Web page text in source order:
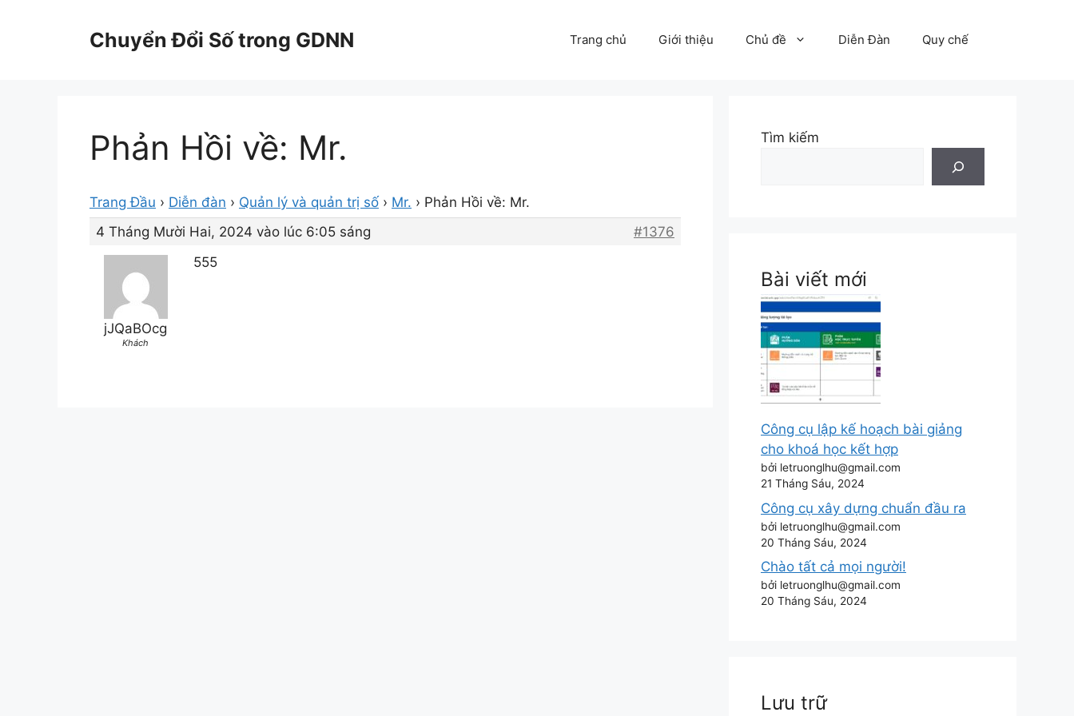
Chuyển Đổi Số trong GDNN Trang chủ Giới thiệu Chủ đề Diễn Đàn Quy chế
Phản Hồi về: Mr.
Trang Đầu › Diễn đàn › Quản lý và quản trị số › Mr. › Phản Hồi về: Mr.
4 Tháng Mười Hai, 2024 vào lúc 6:05 sáng
#1376
jJQaBOcg
Khách
555
Tìm kiếm
Bài viết mới
Công cụ lập kế hoạch bài giảng
cho khoá học kết hợp
bởi letruonglhu@gmail.com
21 Tháng Sáu, 2024
Công cụ xây dựng chuẩn đầu ra
bởi letruonglhu@gmail.com
20 Tháng Sáu, 2024
Chào tất cả mọi người!
bởi letruonglhu@gmail.com
20 Tháng Sáu, 2024
Lưu trữ